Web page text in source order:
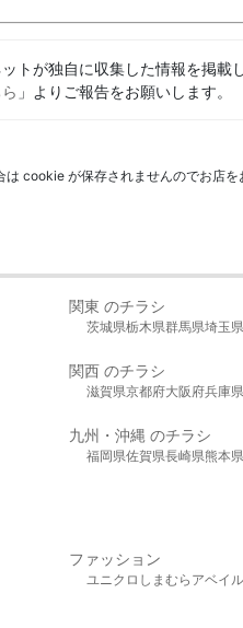
トが独自に収集した情報を掲
」よりご報告をお願いします。
cookie が保存されませんのでお店を
関東 のチラシ
茨城県栃木県群馬県埼玉県
関西 のチラシ
滋賀県京都府大阪府兵庫県
九州・沖縄 のチラシ
福岡県佐賀県長崎県熊本県
ファッション
ユニクロ しまむら アベイル